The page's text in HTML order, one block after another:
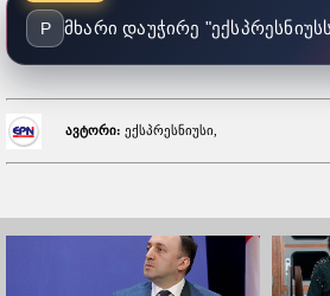
P მხარი დაუჭირე
ავტორი: ექსპრესნიუსი,